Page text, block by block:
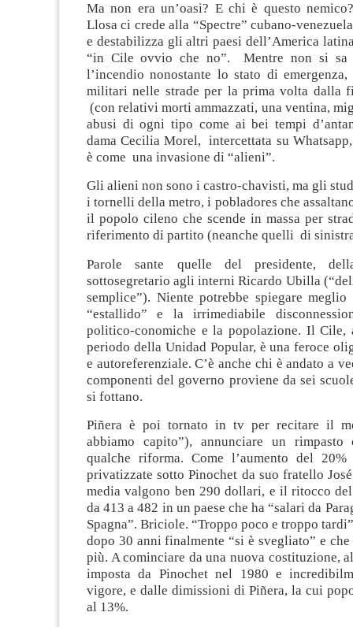
Ma non era un’oasi? E chi è questo
Llosa ci crede alla “Spectre” cubano-
e destabilizza gli altri paesi dell’America
“in Cile ovvio che no”. Mentre non si sa
l’incendio nonostante lo stato di
militari nelle strade per la prima volta dalla
(con relativi morti ammazzati, una ventina,
abusi di ogni tipo come ai bei tempi
dama Cecilia Morel, intercettata su
è come una invasione di “alieni”.
Gli alieni non sono i castro-chavisti, ma gli
i tornelli della metro, i pobladores che
il popolo cileno che scende in massa per
riferimento di partito (neanche quelli di
Parole sante quelle del presidente,
sottosegretario agli interni Ricardo Ubilla
semplice”). Niente potrebbe spiegare
“estallido” e la irrimediabile
politico-conomiche e la popolazione. Il Cile,
periodo della Unidad Popular, è una feroce
e autoreferenziale. C’è anche chi è andato a
componenti del governo proviene da sei
si fottano.
Piñera è poi tornato in tv per recitare il
abbiamo capito”), annunciare un
qualche riforma. Come l’aumento del
privatizzate sotto Pinochet da suo fratello
media valgono ben 290 dollari, e il ritocco
da 413 a 482 in un paese che ha “salari da
Spagna”. Briciole. “Troppo poco e troppo
dopo 30 anni finalmente “si è svegliato” e
più. A cominciare da una nuova costituzione,
imposta da Pinochet nel 1980 e
vigore, e dalle dimissioni di Piñera, la cui
al 13%.